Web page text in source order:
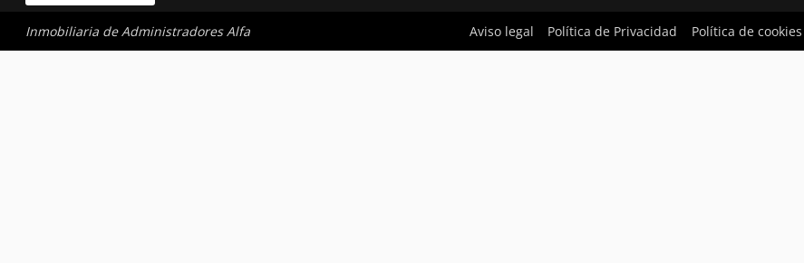
Inmobiliaria de Administradores Alfa Aviso legal Política de Privacidad Política de cookies